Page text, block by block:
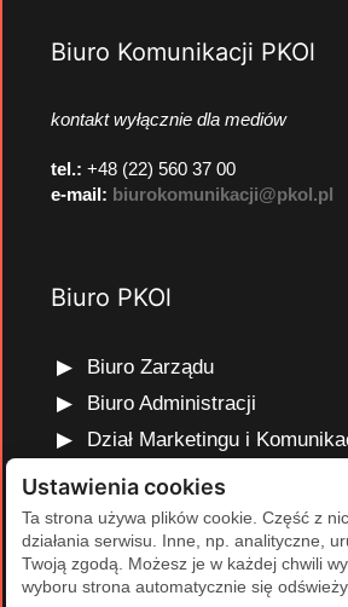
Biuro Komunikacji PKOl
kontakt wyłącznie dla mediów
tel.: +48 (22) 560 37 00
e-mail: biurokomunikacji@pkol.pl
Biuro PKOl
Biuro Zarządu
Biuro Administracji
Dział Marketingu i
Dział Edukacji Olimpijskiej
Dział Finansów i Kadr
Dział Projektów Olimpijskich
Dział Programów
Ustawienia cookies
Ta strona używa plików cookie. Część z
działania serwisu. Inne, np. analityczne,
Twoją zgodą. Możesz je w każdej chwili
wyboru strona automatycznie się odświeży.